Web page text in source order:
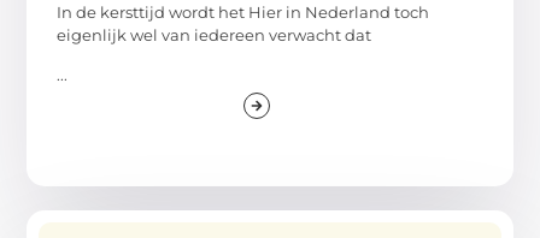
In de kersttijd wordt het Hier in Nederland toch
eigenlijk wel van iedereen verwacht dat
...